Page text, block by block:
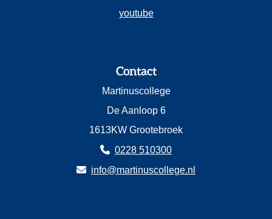
youtube
Contact
Martinuscollege
De Aanloop 6
1613KW Grootebroek
0228 510300
info@martinuscollege.nl